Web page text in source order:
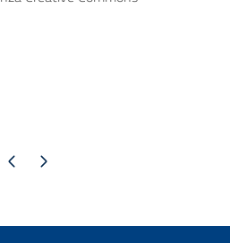
precedente
Pagina successiva